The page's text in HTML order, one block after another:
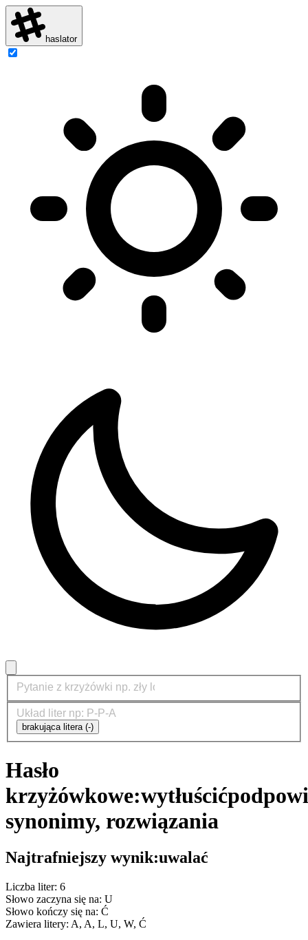
haslator
brakująca litera (-)
Hasło
krzyżówkowe:wytłuścić
synonimy, rozwiązania
Najtrafniejszy wynik:uwalać
Liczba liter: 6
Słowo zaczyna się na: U
Słowo kończy się na: Ć
Zawiera litery: A, A, L, U, W, Ć